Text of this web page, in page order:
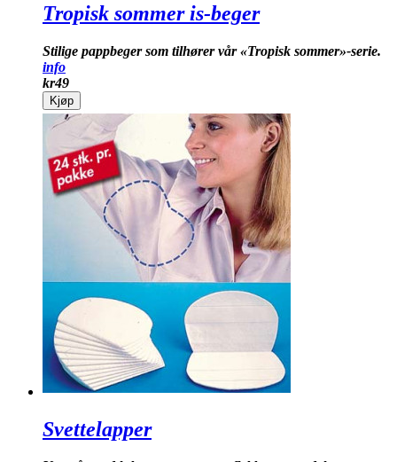
Tropisk sommer is-beger
Stilige pappbeger som tilhører vår «Tropisk sommer»-serie.
info
kr49
Kjøp
Svettelapper